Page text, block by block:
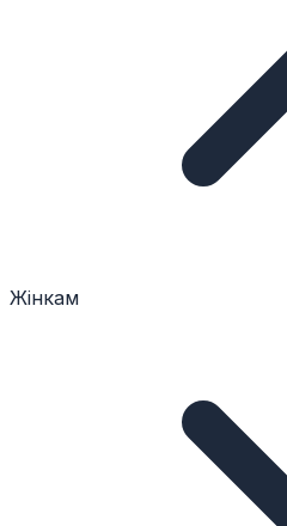
Жінкам